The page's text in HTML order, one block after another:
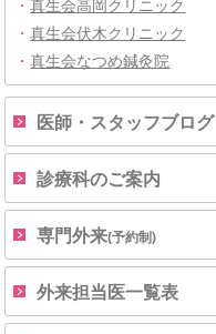
・真生会高岡クリニック
・真生会伏木クリニック
・真生会なつめ鍼灸院
医師・スタッフブログ
診療科のご案内
専門外来(予約制)
外来担当医一覧表